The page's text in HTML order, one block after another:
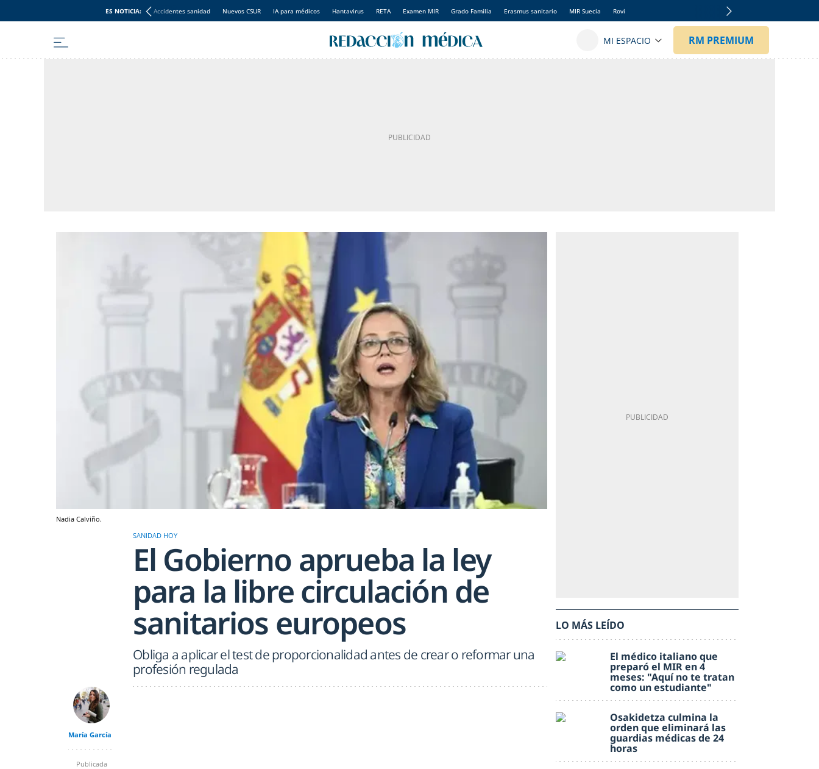
ES NOTICIA: Accidentes sanidad Nuevos CSUR IA para médicos Hantavirus RETA Examen MIR Grado Familia Erasmus sanitario MIR Suecia Rovi
Nadia Calviño.
SANIDAD HOY
El Gobierno aprueba la ley
para la libre circulación de
sanitarios europeos
Obliga a aplicar el test de proporcionalidad antes de crear o reformar una
profesión regulada
María García
Publicada
LO MÁS LEÍDO
El médico italiano que
preparó el MIR en 4
meses: "Aquí no te tratan
como un estudiante"
Osakidetza culmina la
orden que eliminará las
guardias médicas de 24
horas